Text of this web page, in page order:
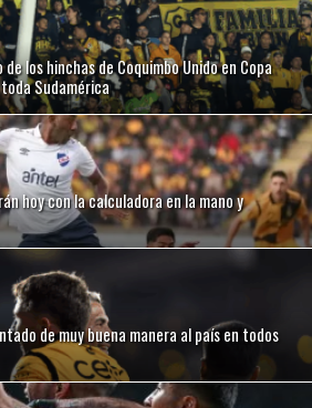
los hinchas de Coquimbo Unido en Copa
Sudamérica
hoy con la calculadora en la mano y
de muy buena manera al país en todos